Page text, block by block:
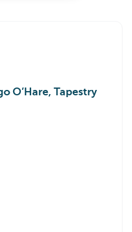
O’Hare, Tapestry